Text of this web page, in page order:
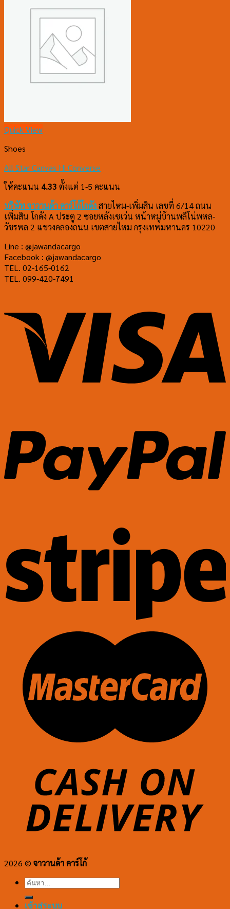
Quick View
Shoes
All Star Canvas Hi Converse
ให้คะแนน 4.33 ตั้งแต่ 1-5 คะแนน
บริษัท จาวานด้า คาร์โก้โกดังสายไหม-เพิ่มสิน เลขที่ 6/14 ถนน
เพิ่มสิน โกดัง A ประตู 2 ซอยหลังเซเว่น หน้าหมู่บ้านพลีโน่พหล-
วัชรพล 2 แขวงคลองถนน เขตสายไหม กรุงเทพมหานคร 10220
Line : @jawandacargo
Facebook : @jawandacargo
TEL. 02-165-0162
TEL. 099-420-7491
2026 © จาวานด้า คาร์โก้
ค้นหา:
เข้าสู่ระบบ